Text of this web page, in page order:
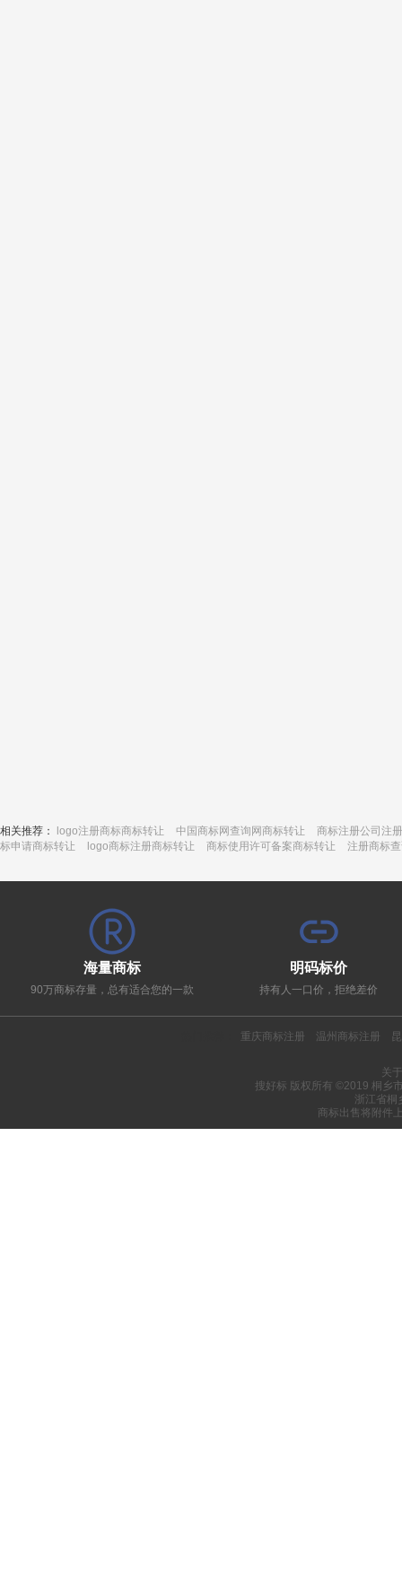
相关推荐： logo注册商标商标转让 中国商标网查询网商标转让
商标注册公司注
标申请商标转让
logo商标注册商标转让 商标使用许可备案商标转让 注册商标
海量商标
90万商标存量，总有适合您的一款
明码标价
持有人一口价，拒绝差价
重庆商标注册 温州商标注册
关
搜好标 版权所有 ©2019 桐乡
浙江省桐
商标出售将附件